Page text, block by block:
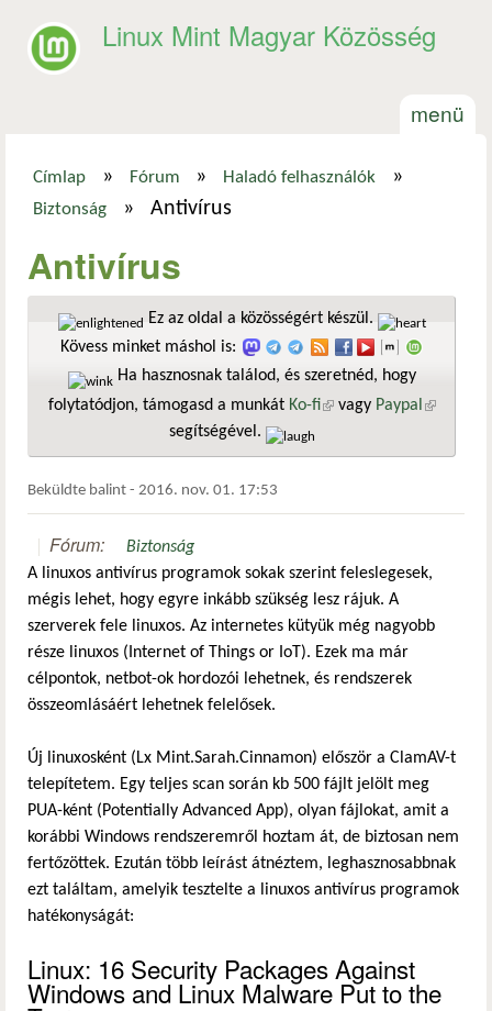
Linux Mint Magyar Közösség
menü
Jelenlegi hely
Címlap » Fórum » Haladó felhasználók »
Biztonság » Antivírus
Antivírus
Ez az oldal a közösségért készül.
Kövess minket máshol is:
Ha hasznosnak találod, és szeretnéd, hogy
folytatódjon, támogasd a munkát Ko-fi(külső hivatkozás)
vagy Paypal
segítségével.
Beküldte balint - 2016. nov. 01. 17:53
Fórum:
Biztonság
A linuxos antivírus programok sokak szerint feleslegesek,
mégis lehet, hogy egyre inkább szükség lesz rájuk. A
szerverek fele linuxos. Az internetes kütyük még nagyobb
része linuxos (Internet of Things or IoT). Ezek ma már
célpontok, netbot-ok hordozói lehetnek, és rendszerek
összeomlásáért lehetnek felelősek.
Új linuxosként (Lx Mint.Sarah.Cinnamon) először a ClamAV-t
telepítetem. Egy teljes scan során kb 500 fájlt jelölt meg
PUA-ként (Potentially Advanced App), olyan fájlokat, amit a
korábbi Windows rendszeremről hoztam át, de biztosan nem
fertőzöttek. Ezután több leírást átnéztem, leghasznosabbnak
ezt találtam, amelyik tesztelte a linuxos antivírus programok
hatékonyságát:
Linux: 16 Security Packages Against
Windows and Linux Malware Put to the